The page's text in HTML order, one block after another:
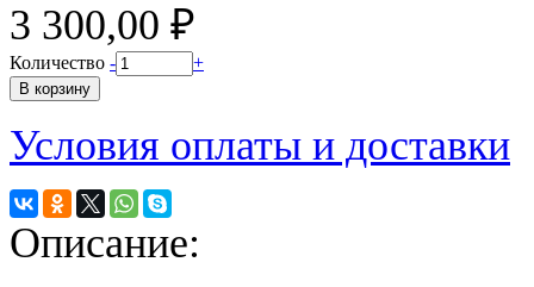
3 300,00 ₽
Количество - +
Условия оплаты и доставки
Описание: